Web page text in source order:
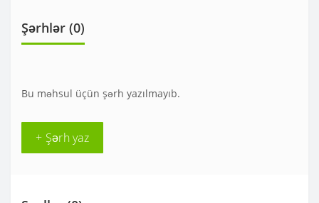
Şərhlər (0)
Bu məhsul üçün şərh yazılmayıb.
+ Şərh yaz